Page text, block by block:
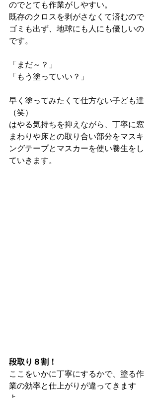
のでとても作業がしやすい。
既存のクロスを剥がさなくて済むので
ゴミも出ず、地球にも人にも優しいの
です。
「まだ～？」
「もう塗っていい？」
早く塗ってみたくて仕方ない子ども達
（笑）
はやる気持ちを抑えながら、丁寧に窓
まわりや床との取り合い部分をマスキ
ングテープとマスカーを使い養生をし
ていきます。
段取り８割！
ここをいかに丁寧にするかで、塗る作
業の効率と仕上がりが違ってきます